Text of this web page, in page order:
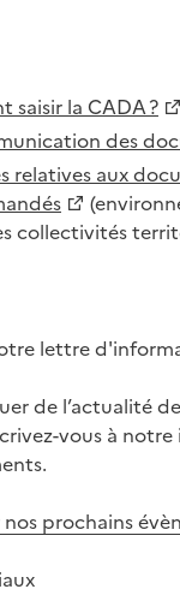
saisir la CADA ?
des
relatives aux
collectivités
lettre
de l’actualité
vous à
prochains